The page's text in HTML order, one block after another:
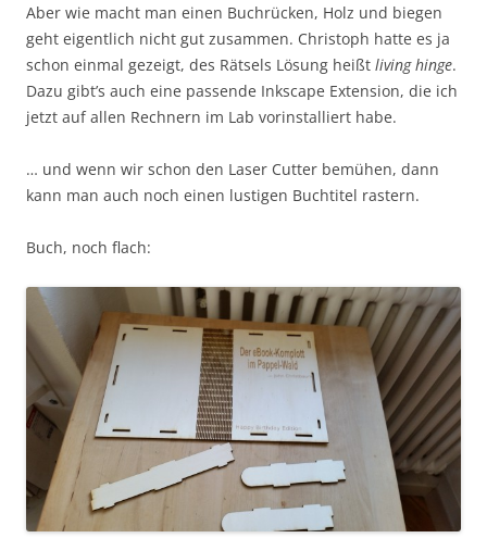
Aber wie macht man einen Buchrücken, Holz und biegen
geht eigentlich nicht gut zusammen. Christoph hatte es ja
schon einmal gezeigt, des Rätsels Lösung heißt living hinge.
Dazu gibt’s auch eine passende Inkscape Extension, die ich
jetzt auf allen Rechnern im Lab vorinstalliert habe.
… und wenn wir schon den Laser Cutter bemühen, dann
kann man auch noch einen lustigen Buchtitel rastern.
Buch, noch flach: